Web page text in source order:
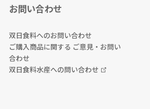
お問い合わせ
双日食料へのお問い合わせ
ご購入商品に関する ご意見・お問い
合わせ
双日食料水産への問い合わせ